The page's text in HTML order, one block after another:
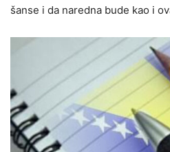
šanse i da naredna bude kao i